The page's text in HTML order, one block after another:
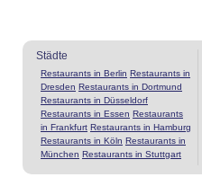
Städte
Restaurants in Berlin Restaurants in
Dresden Restaurants in Dortmund
Restaurants in Düsseldorf
Restaurants in Essen Restaurants
in Frankfurt Restaurants in Hamburg
Restaurants in Köln Restaurants in
München Restaurants in Stuttgart